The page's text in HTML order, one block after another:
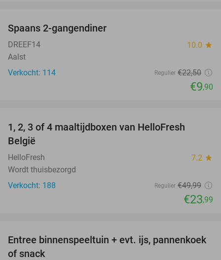
Spaans 2-gangendiner
DREEF14 10.0 star
Aalst
Verkocht: 114
Regulier €22,50
€9,90
1, 2, 3 of 4 maaltijdboxen van HelloFresh
België
HelloFresh 7.2 star
Wordt thuisbezorgd
Verkocht: 188
Regulier €49,99
€23,99
42%
Entree binnenspeeltuin + evt. ijs, pannenkoek
of snack